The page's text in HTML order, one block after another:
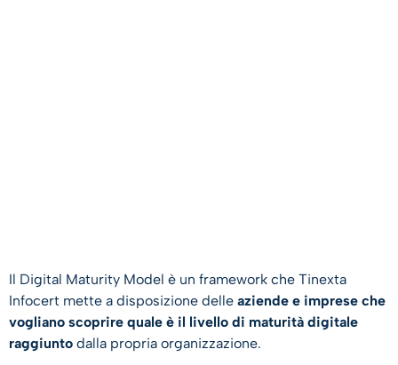
Il Digital Maturity Model è un framework che Tinexta
Infocert mette a disposizione delle aziende e imprese che
vogliano scoprire quale è il livello di maturità digitale
raggiunto dalla propria organizzazione.